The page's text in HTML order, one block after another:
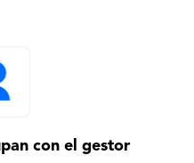
con el gestor